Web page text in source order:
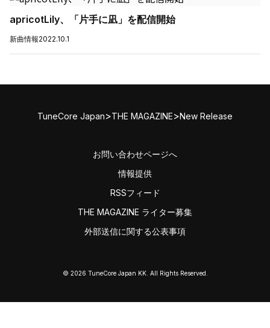
apricotLily、「片手に凪」を配信開始
新曲情報2022.10.1
TuneCore Japan>THE MAGAZINE>New Release
お問い合わせページへ
情報提供
RSSフィード
THE MAGAZINE ライター募集
外部送信に関する公表事項
© 2026 TuneCore Japan KK. All Rights Reserved.